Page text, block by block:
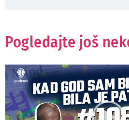
Pogledajte još